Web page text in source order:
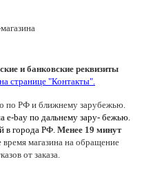
магазина
и банковские реквизиты
странице "Контакты".
по РФ и ближнему зарубежью.
e-bay по дальнему зару- бежью.
в города РФ. Менее 19 минут
время магазина на обращение
от заказа.